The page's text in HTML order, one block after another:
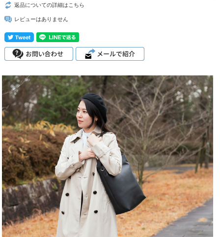
返品についての詳細はこちら
レビューはありません